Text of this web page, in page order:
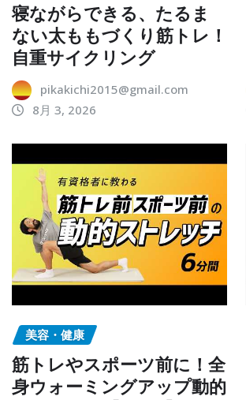
寝ながらできる、たるま
ない太ももづくり筋トレ！
自重サイクリング
pikakichi2015@gmail.com
8月 3, 2026
美容・健康
筋トレやスポーツ前に！全
身ウォーミングアップ動的